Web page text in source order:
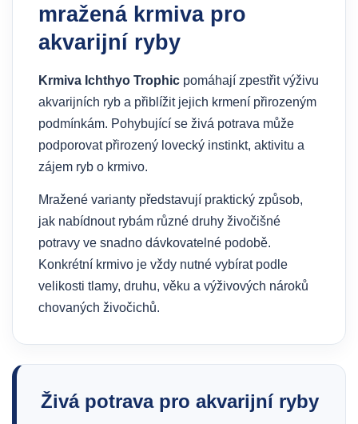
mražená krmiva pro
akvarijní ryby
Krmiva Ichthyo Trophic pomáhají zpestřit výživu
akvarijních ryb a přiblížit jejich krmení přirozeným
podmínkám. Pohybující se živá potrava může
podporovat přirozený lovecký instinkt, aktivitu a
zájem ryb o krmivo.
Mražené varianty představují praktický způsob,
jak nabídnout rybám různé druhy živočišné
potravy ve snadno dávkovatelné podobě.
Konkrétní krmivo je vždy nutné vybírat podle
velikosti tlamy, druhu, věku a výživových nároků
chovaných živočichů.
Živá potrava pro akvarijní ryby